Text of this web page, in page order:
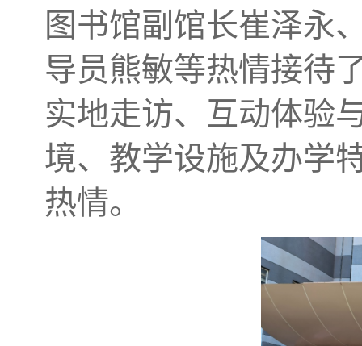
图书馆副馆长崔泽永
导员熊敏等热情接待
实地走访、互动体验
境、教学设施及办学
热情。